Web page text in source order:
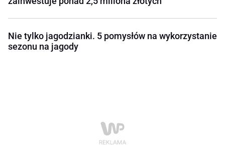
Nie tylko jagodzianki. 5 pomysłów na wykorzystanie
sezonu na jagody